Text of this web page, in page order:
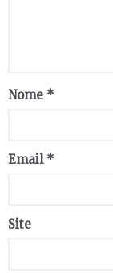
Nome *
Email *
Site